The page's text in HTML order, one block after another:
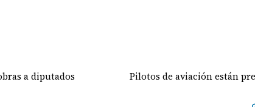
Pilotos de aviación están